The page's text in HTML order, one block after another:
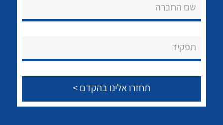
אודות
צור קשר
לכל מוצרי היצרן
שם החברה
תפקיד